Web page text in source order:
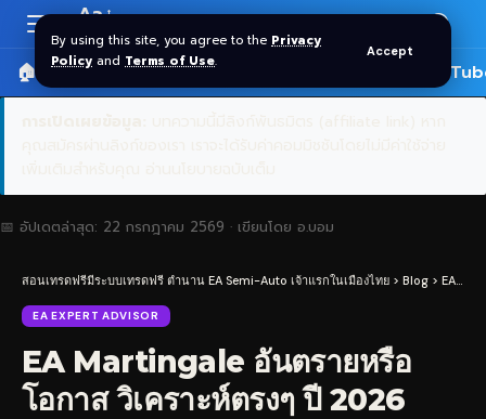
By using this site, you agree to the Privacy
Policy and Terms of Use.
Accept
Resizer
Aa
🏠 หน้าแรก ราคาทอง SPDR 🎬
📅 อัปเดตล่าสุด: 22 กรกฎาคม 2569 · เขียนโดย อ.บอม
สอนเทรดฟรีมีระบบเทรดฟรี ตำนาน EA Semi-Auto เจ้าแรกในเมืองไทย > Blog > EA Expert Advisor
EA EXPERT ADVISOR
EA Martingale อันตรายหรือ
โอกาส วิเคราะห์ตรงๆ ปี 2026